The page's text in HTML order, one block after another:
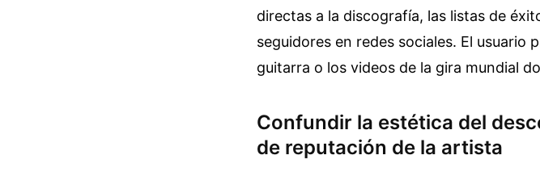
directas a la discografía, las listas de
seguidores en redes sociales. El usuario
guitarra o los videos de la gira mundial
Confundir la estética del
de reputación de la artista